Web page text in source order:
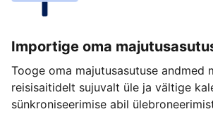
Importige oma
Tooge oma majutusasutuse andmed
reisisaitidelt sujuvalt üle ja vältige
sünkroniseerimise abil